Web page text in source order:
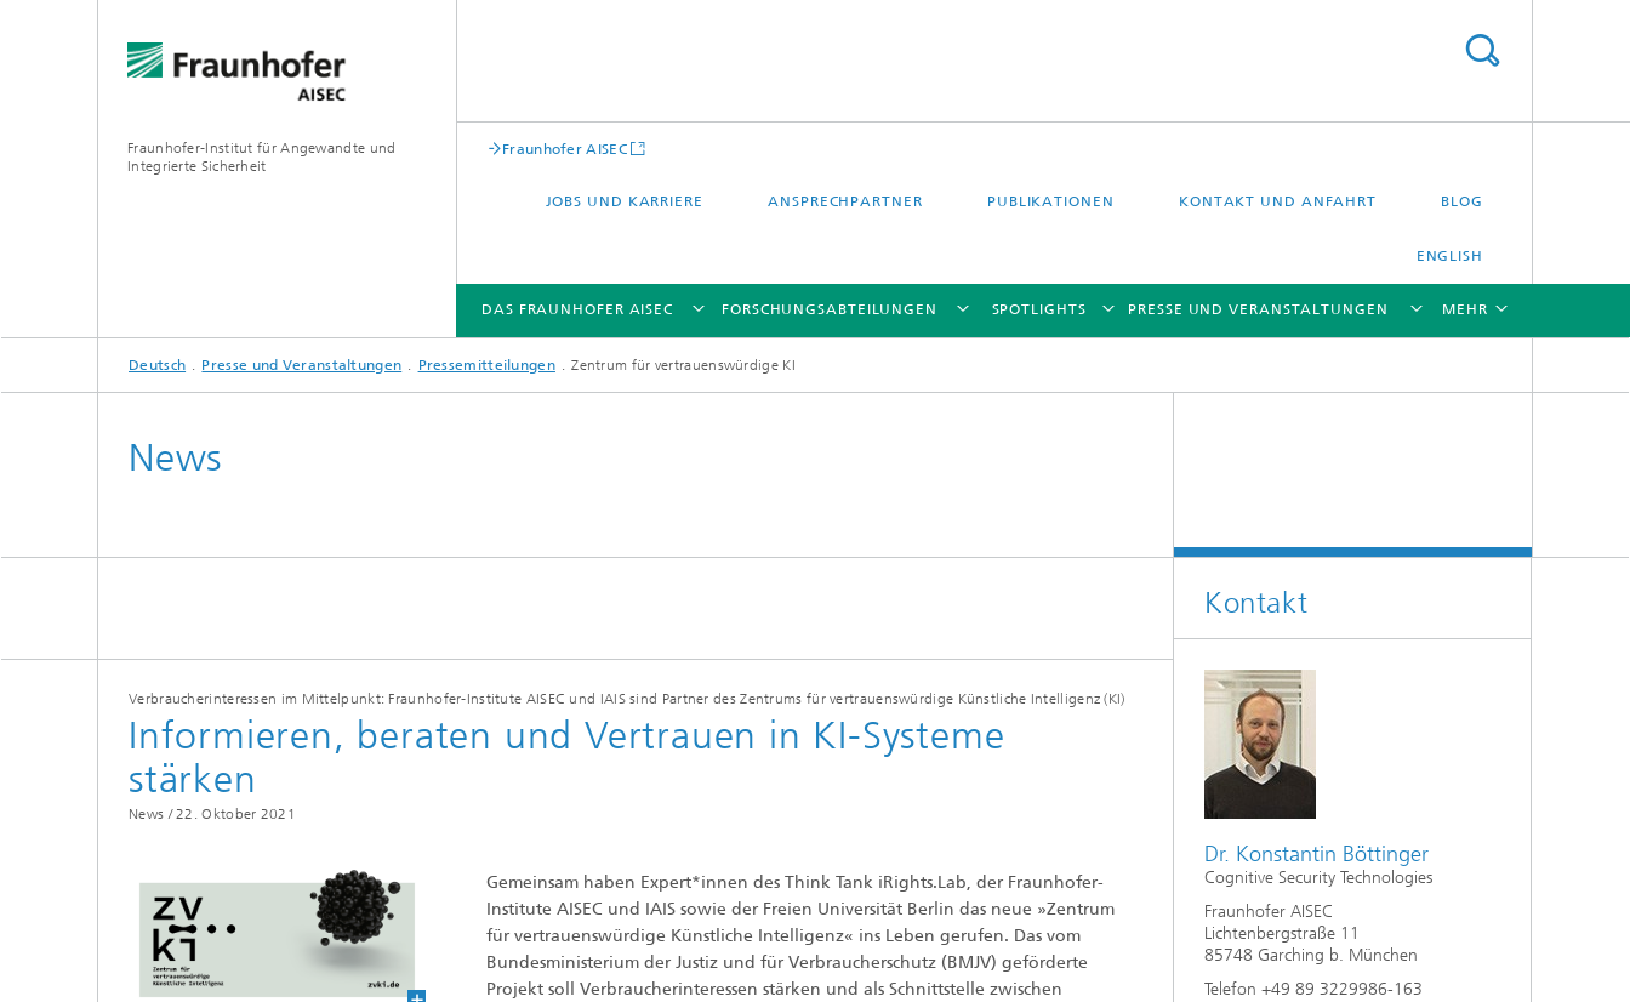
Fraunhofer-Institut für Angewandte und
Integrierte Sicherheit
Fraunhofer AISEC
JOBS UND KARRIERE ANSPRECHPARTNER PUBLIKATIONEN KONTAKT UND ANFAHRT BLOG
ENGLISH
DAS FRAUNHOFER AISEC
DAS FRAUNHOFER AISEC
FORSCHUNGSABTEILUNGEN
FORSCHUNGSABTEILUNGEN
SPOTLIGHTS
SPOTLIGHTS
PRESSE UND VERANSTALTUNGEN
PRESSE UND VERANSTALTUNGEN
MEHR
Deutsch Presse und Veranstaltungen Pressemitteilungen Zentrum für vertrauenswürdige KI
News
Verbraucherinteressen im Mittelpunkt: Fraunhofer-Institute AISEC und IAIS sind Partner des Zentrums für vertrauenswürdige Künstliche Intelligenz (KI)
Informieren, beraten und Vertrauen in KI-Systeme
stärken
News / 22. Oktober 2021
Gemeinsam haben Expert*innen des Think Tank iRights.Lab, der Fraunhofer-
Institute AISEC und IAIS sowie der Freien Universität Berlin das neue »Zentrum
für vertrauenswürdige Künstliche Intelligenz« ins Leben gerufen. Das vom
Bundesministerium der Justiz und für Verbraucherschutz (BMJV) geförderte
Projekt soll Verbraucherinteressen stärken und als Schnittstelle zwischen
Kontakt
Dr. Konstantin Böttinger
Cognitive Security Technologies
Fraunhofer AISEC
Lichtenbergstraße 11
85748 Garching b. München
Telefon +49 89 3229986-163